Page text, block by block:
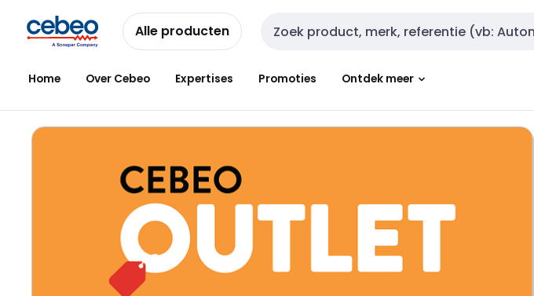
naar
navigatie
naar
inhoud
Alle producten Zoekveld invoer
Home Over Cebeo Expertises Promoties Ontdek meer